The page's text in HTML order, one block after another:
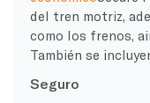
del tren motriz,
como los frenos,
También se
Seguro